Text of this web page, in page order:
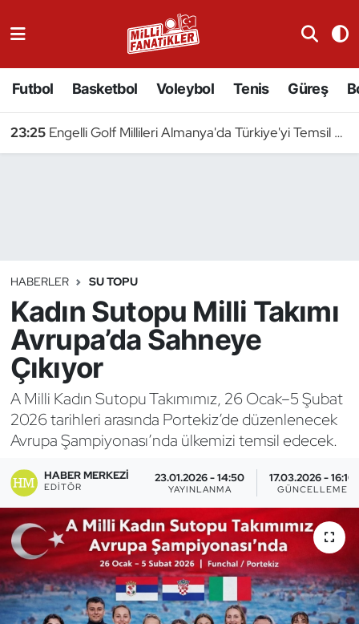
Futbol Basketbol Voleybol Tenis Güreş
23:25 Engelli Golf Millileri Almanya'da Türkiye'yi Temsil Edecek
HABERLER SU TOPU
Kadın Sutopu Milli Takımı
Avrupa’da Sahneye
Çıkıyor
A Milli Kadın Sutopu Takımımız, 26 Ocak–5 Şubat
2026 tarihleri arasında Portekiz’de düzenlenecek
Avrupa Şampiyonası’nda ülkemizi temsil edecek.
HABER MERKEZI
EDITÖR
23.01.2026 - 14:50
YAYINLANMA
17.03.2026 - 16:10
GÜNCELLEME
Badminton
Binicilik
Bisiklet
Bocce Bowling Dart
Boks
Briç
Buz Hokeyi
Buz Pateni
Çim Hokeyi